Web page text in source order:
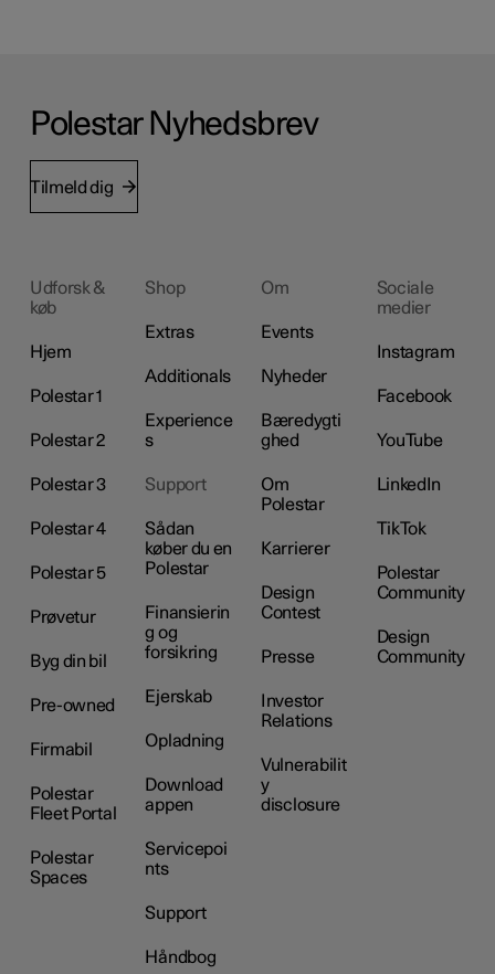
Polestar Nyhedsbrev
Tilmeld dig
Udforsk &
køb
Hjem
Polestar 1
Polestar 2
Polestar 3
Polestar 4
Polestar 5
Prøvetur
Byg din bil
Pre-owned
Firmabil
Polestar
Fleet Portal
Polestar
Spaces
Shop
Extras
Additionals
Experience
s
Support
Sådan
køber du en
Polestar
Finansierin
g og
forsikring
Ejerskab
Opladning
Download
appen
Servicepoi
nts
Support
Håndbog
Om
Events
Nyheder
Bæredygti
ghed
Om
Polestar
Karrierer
Design
Contest
Presse
Investor
Relations
Vulnerabilit
y
disclosure
Sociale
medier
Instagram
Facebook
YouTube
LinkedIn
TikTok
Polestar
Community
Design
Community